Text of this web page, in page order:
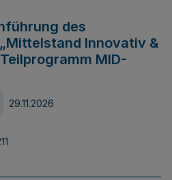
des
Innovativ &
MID-
29.11.2026